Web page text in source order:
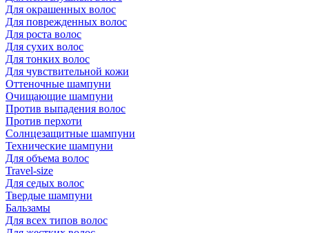
Для окрашенных волос
Для поврежденных волос
Для роста волос
Для сухих волос
Для тонких волос
Для чувствительной кожи
Оттеночные шампуни
Очищающие шампуни
Против выпадения волос
Против перхоти
Солнцезащитные шампуни
Технические шампуни
Для объема волос
Travel-size
Для седых волос
Твердые шампуни
Бальзамы
Для всех типов волос